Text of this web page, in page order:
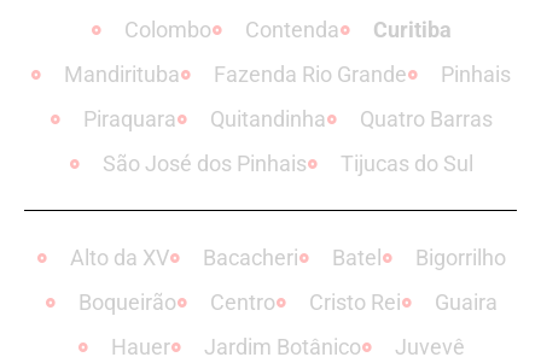
Colombo
Contenda
Curitiba
Mandirituba
Fazenda Rio Grande
Pinhais
Piraquara
Quitandinha
Quatro Barras
São José dos Pinhais
Tijucas do Sul
Alto da XV Bacacheri Batel
Bigorrilho
Boqueirão
Centro Cristo Rei
Guaira
Hauer
Jardim Botânico
Juvevê